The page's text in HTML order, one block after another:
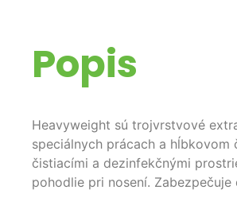
Popis
Heavyweight sú trojvrstvové
speciálnych prácach a
čistiacími a dezinfekčnými
pohodlie pri nosení.